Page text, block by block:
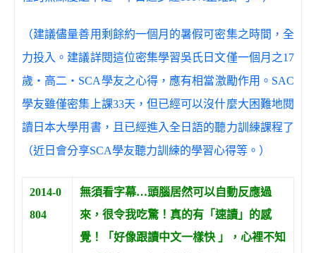
（建議儘量善用剩餘約一個月的暑假可密集之時間，全
力投入。建議詳閱這位密集學習吳氏日文僅一個月之17
歲‧高二‧SCA學友之心得，應有相當激勵作用。SAC
學友雖僅密集上課33天，但已經可以沒什麼大困難地閱
讀日本大學用書，且已經進入全日語的聽力訓練課程了
（近日會分享SCA學友聽力訓練的學習心得等。）
2014-0
804
無須看字幕…頭腦居然可以自動反應過
來，很令我吃驚！真的有「速讀」的感
覺！「好像跟讀中文一樣快 」，心裡不知